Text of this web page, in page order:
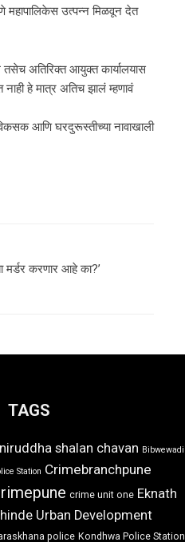
उत्पन्न मिळवून देत
तसेच अतिरिक्त आयुक्त कार्यालयास
हे मात्र अतिच झालं म्हणावं
आणि घरदुरूस्तीच्या नावाखाली
मर्डर करणार आहे का?’
TAGS
shalan chavan Bibwewadi
Station Crimebranchpune
crime unit one Eknath
Urban Development
police Kondhwa Police Station